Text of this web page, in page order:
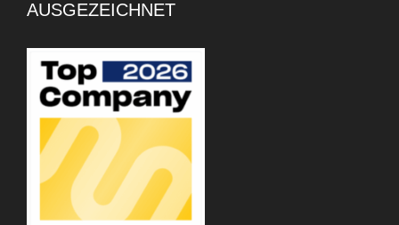
AUSGEZEICHNET